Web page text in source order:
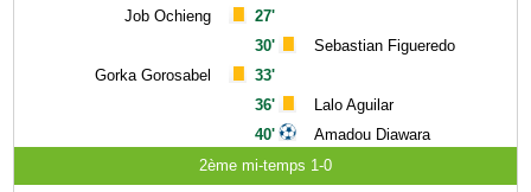
Job Ochieng
Gorka Gorosabel
27'
30'
33'
36'
40'
Sebastian Figueredo
Lalo Aguilar
Amadou Diawara
2ème mi-temps 1-0